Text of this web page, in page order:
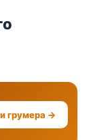
грумера →